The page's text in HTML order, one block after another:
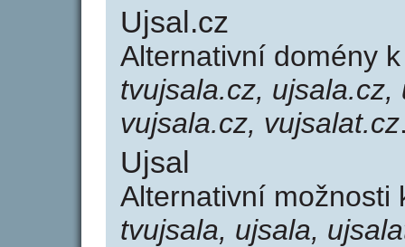
Ujsal.cz
Alternativní domény
tvujsala.cz,
vujsala.cz, vujsalat.cz
Ujsal
Alternativní možnosti
tvujsala, ujsala,